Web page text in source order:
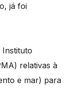
já foi
Instituto
relativas à
e mar) para